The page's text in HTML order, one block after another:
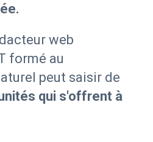
web
formé au
peut saisir de
qui s'offrent à